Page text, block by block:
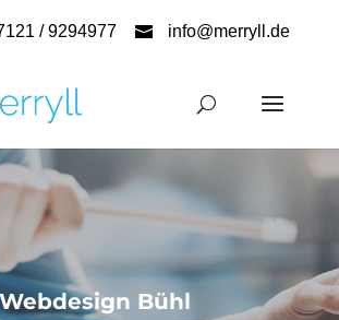
/ 9294977 info@merryll.de
Bühl